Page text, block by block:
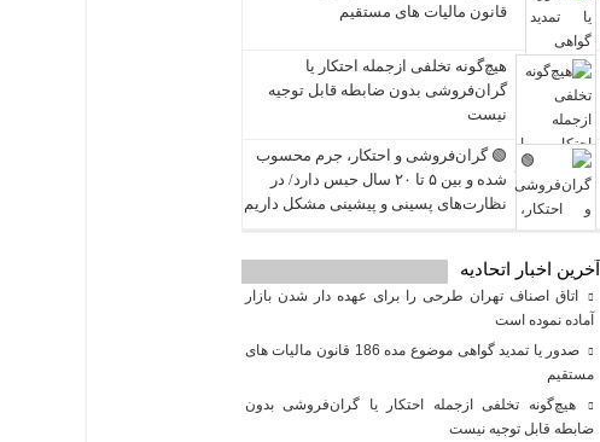
قانون مالیات های مستقیم
هیچ‌گونه تخلفی ازجمله احتکار یا
گران‌فروشی بدون ضابطه قابل توجیه
نیست
🟢 گران‌فروشی و احتکار، جرم محسوب
شده و بین ۵ تا ۲۰ سال حبس دارد/ در
نظارت‌های پسینی و پیشینی مشکل داریم
آخرین اخبار اتحادیه
اتاق اصناف تهران طرحی را برای عهده دار شدن بازار
آماده نموده است
صدور یا تمدید گواهی موضوع مده 186 قانون مالیات های
مستقیم
هیچ‌گونه تخلفی ازجمله احتکار یا گران‌فروشی بدون
ضابطه قابل توجیه نیست